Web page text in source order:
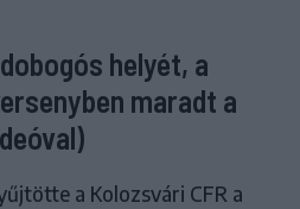
helyét, a
maradt a
a Kolozsvári CFR a